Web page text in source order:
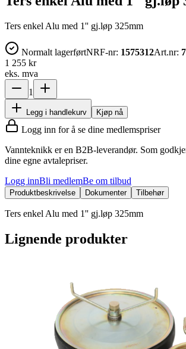
Ters enkel Alu med 1'' gj.løp 325mm
Normalt lagerførtNRF-nr: 1575312Art.nr:
1 255 kr
eks. mva
1
Legg i handlekurv Kjøp nå
Logg inn for å se dine medlemspriser
Vannteknikk er en B2B-leverandør. Som
dine egne avtalepriser.
Logg innBli medlemBe om tilbud
Produktbeskrivelse Dokumenter Tilbehør
Ters enkel Alu med 1'' gj.løp 325mm
Lignende produkter